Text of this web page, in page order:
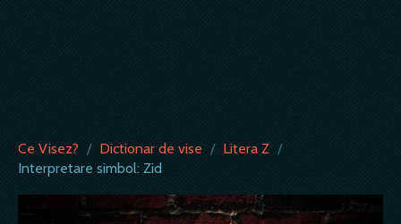
Ce Visez? / Dictionar de vise / Litera Z /
Interpretare simbol: Zid